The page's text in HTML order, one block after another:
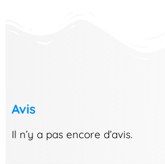
Avis
Il n’y a pas encore d’avis.